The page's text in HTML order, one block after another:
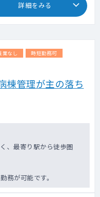
査データ、テキストデータ等
Stage ERのデータも活用す
企業向けにこれまで以上に充
、臨床経験及び、データ解
ミッション
タ事業部は、既存のサービス
い診療情報データ利活用によ
療機関・製薬会社へと価値を
貢献することを目的としてい
は、製薬企業に対するRWD解
MedicalDoctor(MD)ポジション
のチームはBizDev/PM、
の２体制を取っており、
に対して専門知識・経験を得意
詳細をみる
業なし
時短勤務可
管理が主の落ち
、最寄り駅から徒歩圏
務が可能です。